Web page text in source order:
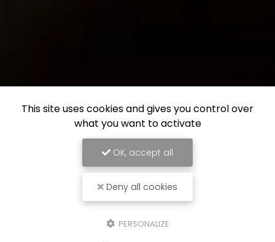
This site uses cookies and gives you control over
what you want to activate
OK, accept all
Deny all cookies
PERSONALIZE